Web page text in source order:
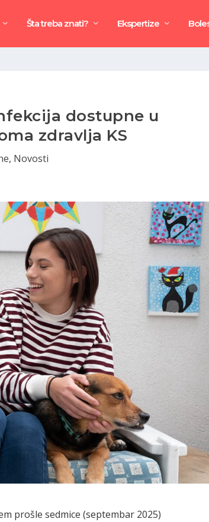
Šta treba znati? Ekspertize
dostupne u
zdravlja KS
, Novosti
prošle sedmice (septembar 2025)